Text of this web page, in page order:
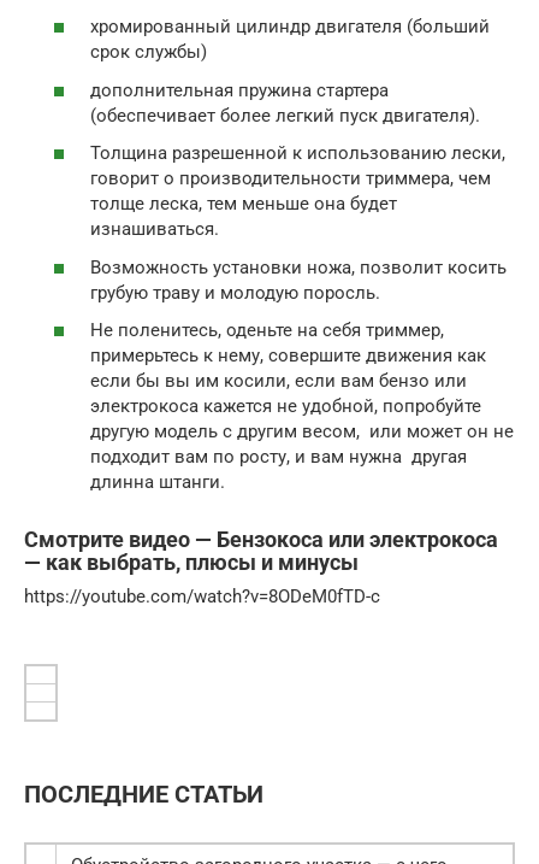
хромированный цилиндр двигателя (больший
срок службы)
дополнительная пружина стартера
(обеспечивает более легкий пуск двигателя).
Толщина разрешенной к использованию лески,
говорит о производительности триммера, чем
толще леска, тем меньше она будет
изнашиваться.
Возможность установки ножа, позволит косить
грубую траву и молодую поросль.
Не поленитесь, оденьте на себя триммер,
примерьтесь к нему, совершите движения как
если бы вы им косили, если вам бензо или
электрокоса кажется не удобной, попробуйте
другую модель с другим весом, или может он не
подходит вам по росту, и вам нужна другая
длинна штанги.
Смотрите видео — Бензокоса или электрокоса
— как выбрать, плюсы и минусы
https://youtube.com/watch?v=8ODeM0fTD-c
ПОСЛЕДНИЕ СТАТЬИ